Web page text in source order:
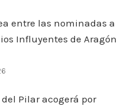
entre las nominadas a
Influyentes de Aragón
del Pilar acogerá por